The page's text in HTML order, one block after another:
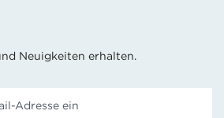
Neuigkeiten erhalten.